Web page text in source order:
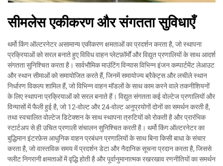
सीमलेस एकीकरण और संगतता सुविधाएँ
थर्मो किंग ऑल्टरनेटर असामान्य एकीकरण क्षमताओं का प्रदर्शन करता है, जो स्थापना
प्रक्रियाओं को सरल बनाते हुए विविध वाहन प्लेटफ़ॉर्मों और विद्युत प्रणालियों के साथ आदर्श
संगतता सुनिश्चित करता है। सार्वभौमिक माउंटिंग विन्यास विभिन्न इंजन कम्पार्टमेंट लेआउट
और स्थान सीमाओं को समायोजित करते हैं, जिनमें समायोज्य ब्रैकेट्स और लचीले स्थान
निर्धारण विकल्प शामिल हैं, जो विभिन्न वाहन मॉडलों के साथ काम करने वाले तकनीशियनों
के लिए स्थापना प्रक्रियाओं को सरल बनाते हैं। विद्युत संगतता कई वोल्टेज प्रणालियों और
विन्यासों में फैली हुई है, जो 12-वोल्ट और 24-वोल्ट अनुप्रयोगों दोनों का समर्थन करती है,
तथा स्वचालित वोल्टेज डिटेक्शन के साथ स्थापना त्रुटियों को रोकती है और प्रारंभिक
स्टार्टअप से ही उचित प्रणाली संचालन सुनिश्चित करती है। थर्मो किंग ऑल्टरनेटर का
बुद्धिमान इंटरफ़ेस आधुनिक वाहन प्रबंधन प्रणालियों के साथ बिना किसी बाधा के संचार
करता है, जो वास्तविक समय में प्रदर्शन डेटा और नैदानिक सूचना प्रदान करता है, जिससे
फ्लीट निगरानी क्षमताओं में वृद्धि होती है और पूर्वानुमानात्मक रखरखाव रणनीतियों का समर्थन